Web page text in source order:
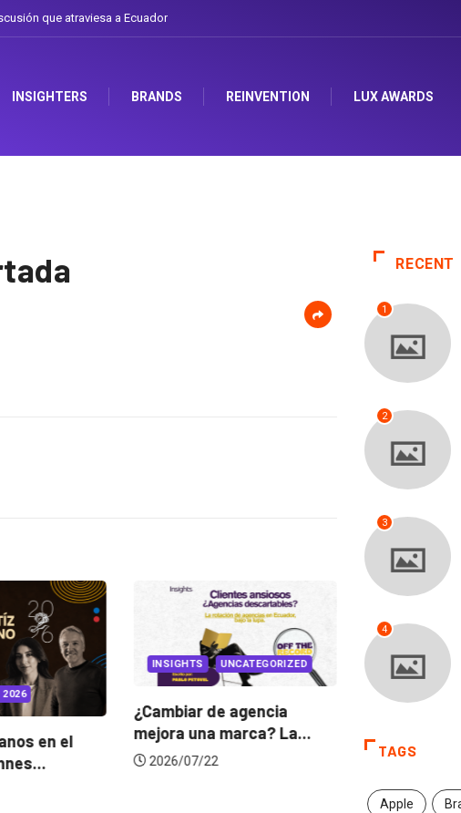
que atraviesa a Ecuador
INSIGHTERS BRANDS REINVENTION LUX AWARDS
2026
en el
INSIGHTS UNCATEGORIZED
¿Cambiar de agencia
mejora una marca? La...
2026/07/22
INSIGHTS
Gabriela
de
2026/07/16
RECENT
1
2
3
4
TAGS
Apple